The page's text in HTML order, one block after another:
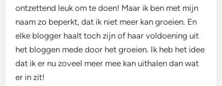
ontzettend leuk om te doen! Maar ik ben met mijn
naam zo beperkt, dat ik niet meer kan groeien. En
elke blogger haalt toch zijn of haar voldoening uit
het bloggen mede door het groeien. Ik heb het idee
dat ik er nu zoveel meer mee kan uithalen dan wat
er in zit!